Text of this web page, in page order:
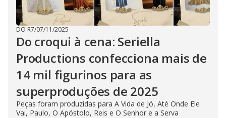
DO R7/07/11/2025
Do croqui à cena: Seriella
Productions confecciona mais de
14 mil figurinos para as
superproduções de 2025
Peças foram produzidas para A Vida de Jó, Até Onde Ele
Vai, Paulo, O Apóstolo, Reis e O Senhor e a Serva